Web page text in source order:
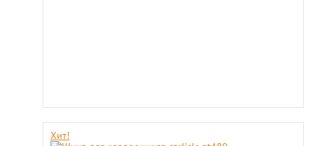
Хит!